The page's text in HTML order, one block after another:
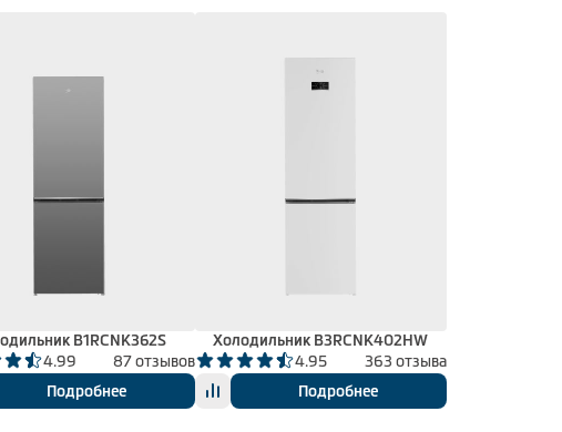
B1RCNK362S
4.99
87 отзывов
Подробнее
Холодильник B3RCNK402HW
4.95
363 отзыва
Подробнее